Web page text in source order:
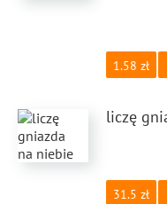
1.58
liczę
31.5